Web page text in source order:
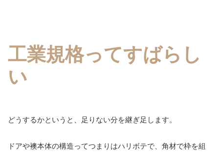
工業規格ってすばらし
い
どうするかというと、足りない分を継ぎ足します。
ドアや襖本体の構造ってつまりはハリボテで、角材で枠を組